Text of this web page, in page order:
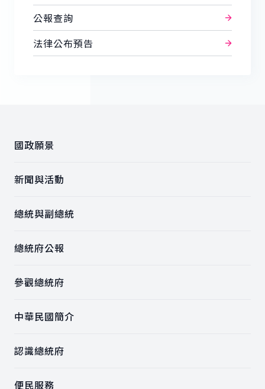
公報查詢
法律公布預告
國政願景
新聞與活動
總統與副總統
總統府公報
參觀總統府
中華民國簡介
認識總統府
便民服務